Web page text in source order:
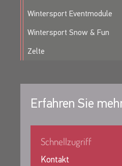
Wintersport Eventmodule
Wintersport Snow & Fun
Zelte
Erfahren Sie
Schnellzugriff
Kontakt